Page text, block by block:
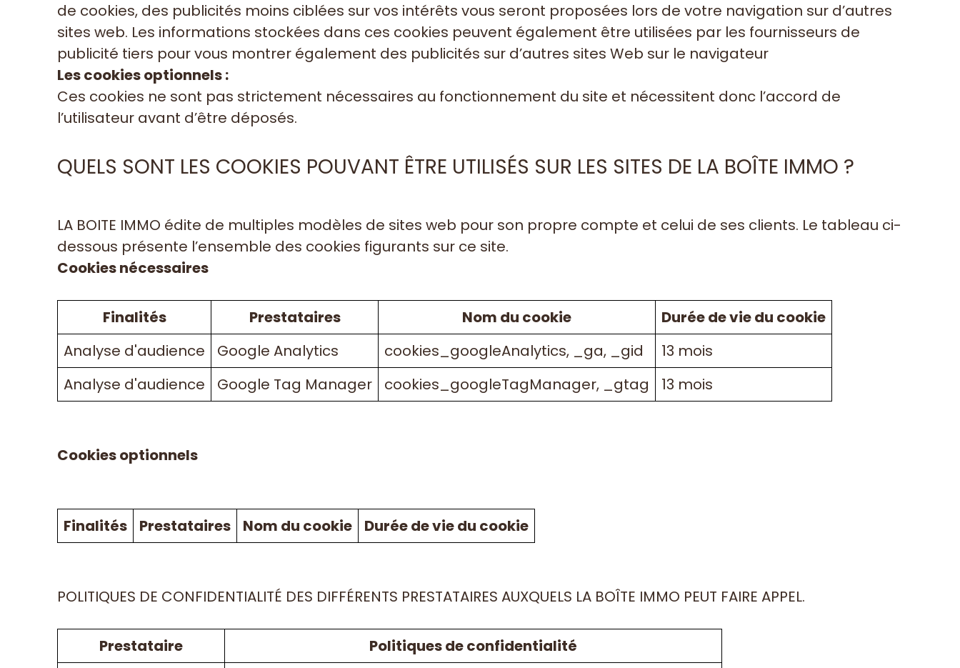
de cookies, des publicités moins ciblées sur vos intérêts vous seront proposées lors de votre navigation sur d’autres
sites web. Les informations stockées dans ces cookies peuvent également être utilisées par les fournisseurs de
publicité tiers pour vous montrer également des publicités sur d’autres sites Web sur le navigateur
Les cookies optionnels :
Ces cookies ne sont pas strictement nécessaires au fonctionnement du site et nécessitent donc l’accord de
l’utilisateur avant d’être déposés.
QUELS SONT LES COOKIES POUVANT ÊTRE UTILISÉS SUR LES SITES DE LA BOÎTE IMMO ?
LA BOITE IMMO édite de multiples modèles de sites web pour son propre compte et celui de ses clients. Le tableau ci-
dessous présente l’ensemble des cookies figurants sur ce site.
Cookies nécessaires
Finalités Prestataires Nom du cookie
Durée de vie du cookie
Analyse d'audience
Google Analytics cookies_googleAnalytics, _ga, _gid
13 mois
Analyse d'audience
Google Tag Manager cookies_googleTagManager, _gtag 13 mois
Cookies optionnels
Finalités Prestataires Nom du cookie Durée de vie du cookie
POLITIQUES DE CONFIDENTIALITÉ DES DIFFÉRENTS PRESTATAIRES AUXQUELS LA BOÎTE IMMO PEUT FAIRE APPEL.
Prestataire
Politiques de confidentialité